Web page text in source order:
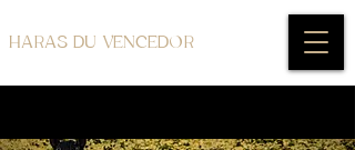
HARAS DU VENCEDOR